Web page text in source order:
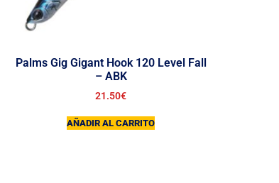
Palms Gig Gigant Hook 120 Level Fall
– ABK
21.50€
AÑADIR AL CARRITO